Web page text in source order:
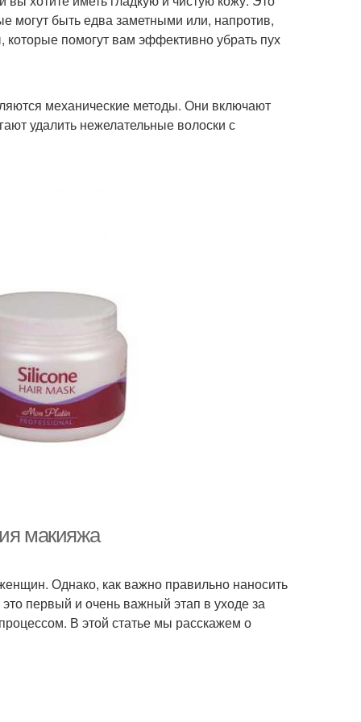
могут быть едва заметными или, напротив,
помогут вам эффективно убрать пух
механические методы. Они включают
удалить нежелательные волоски с
макияжа
Однако, как важно правильно наносить
первый и очень важный этап в уходе за
В этой статье мы расскажем о